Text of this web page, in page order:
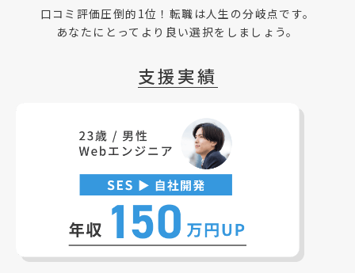
口コミ評価圧倒的1位！転職は人生の分岐点です。
あなたにとってより良い選択をしましょう。
支援実績